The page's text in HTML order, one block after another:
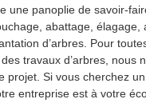
une panoplie de savoir-
abattage, élagage,
d’arbres. Pour
travaux d’arbres, nous
projet. Si vous cherchez
entreprise est à votre